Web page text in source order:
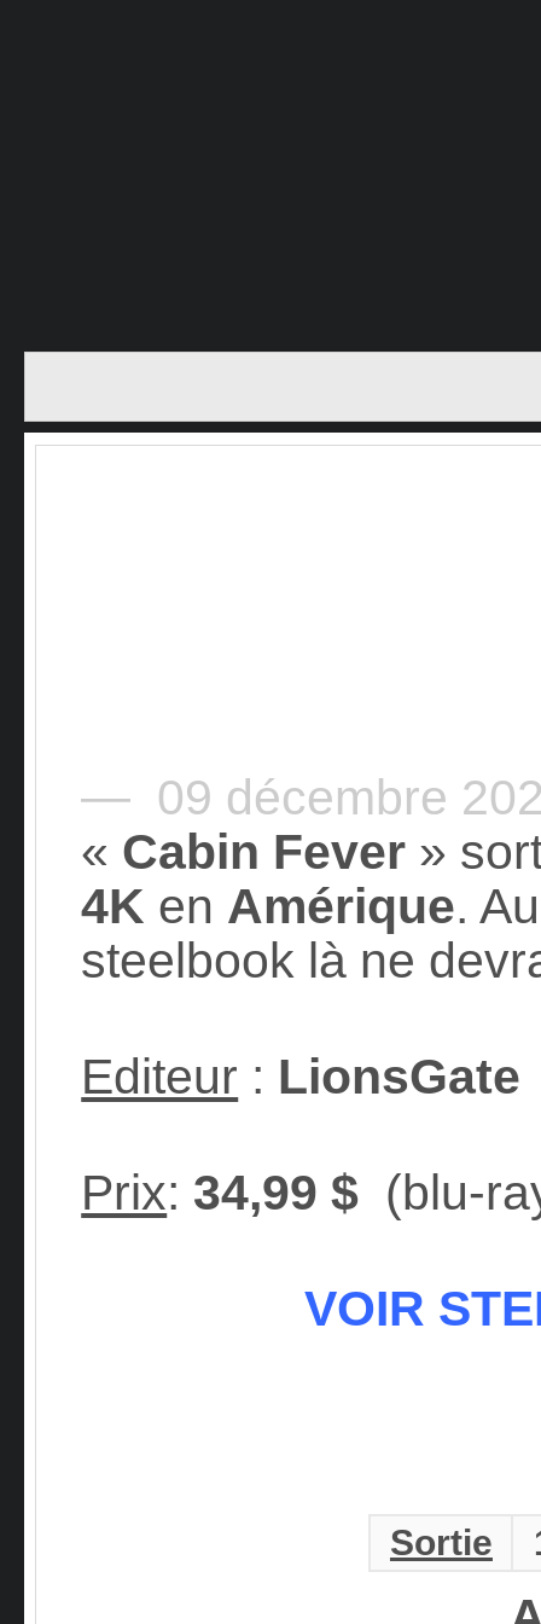
— 09 décembre
« Cabin Fever »
4K en Amérique.
steelbook là ne
Editeur : LionsGate
Prix: 34,99 $ (blu-
VOIR
Sortie